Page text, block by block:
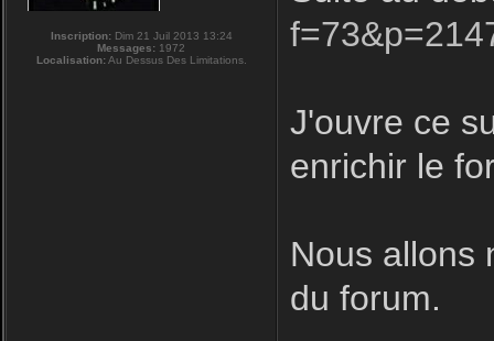
Inscription:Dim 21 Juil 2013 13:24
Messages: 1972
Localisation:Au Dessus Des Limitations.
J'ouvre ce
enrichir le
Nous allons
du forum.